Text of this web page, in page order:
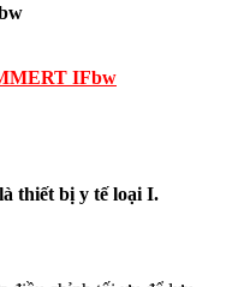
IFbw
thiết bị y tế loại I.